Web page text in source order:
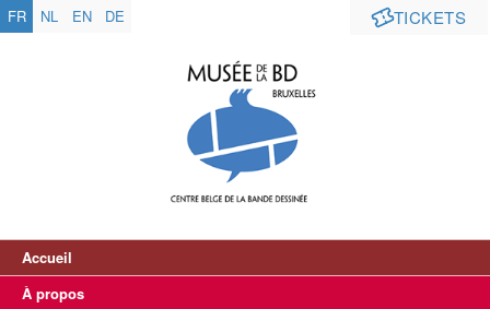
TICKETS
FR NL EN DE
Accueil
À propos